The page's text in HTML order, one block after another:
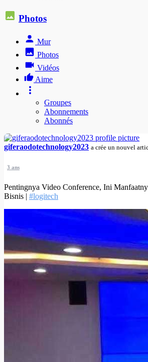
Photos
Mur
Photos
Vidéos
Aime
Groupes
Abonnements
Abonnés
giferaodotechnology2023 a crée un nouvel
3 ans
Pentingnya Video Conference, Ini
Bisnis | #logitech